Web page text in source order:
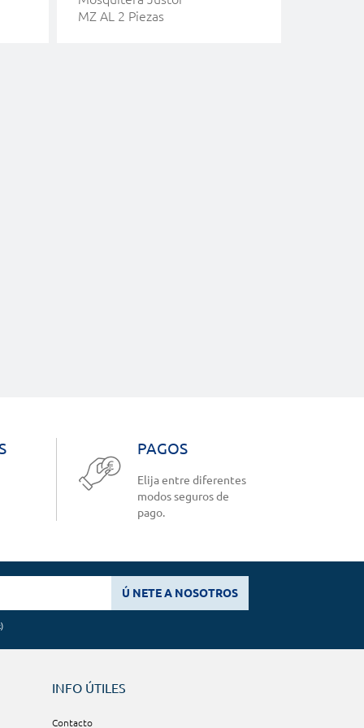
MZ AL 2 Piezas
PAGOS
Elija entre diferentes
modos seguros de
pago.
Ú NETE A NOSOTROS
)
INFO ÚTILES
Contacto